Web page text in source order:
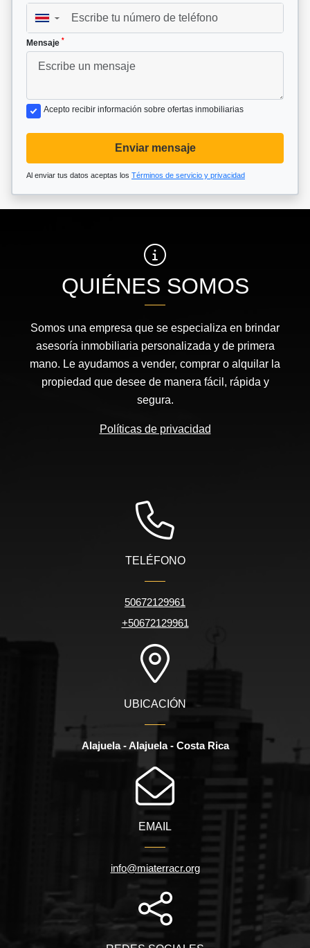
▼
Mensaje *
Acepto recibir información sobre ofertas inmobiliarias
Enviar mensaje
Al enviar tus datos aceptas los Términos de servicio y privacidad
QUIÉNES SOMOS
Somos una empresa que se especializa en brindar
asesoría inmobiliaria personalizada y de primera
mano. Le ayudamos a vender, comprar o alquilar la
propiedad que desee de manera fácil, rápida y
segura.
Políticas de privacidad
TELÉFONO
50672129961
+50672129961
UBICACIÓN
Alajuela - Alajuela - Costa Rica
EMAIL
info@miaterracr.org